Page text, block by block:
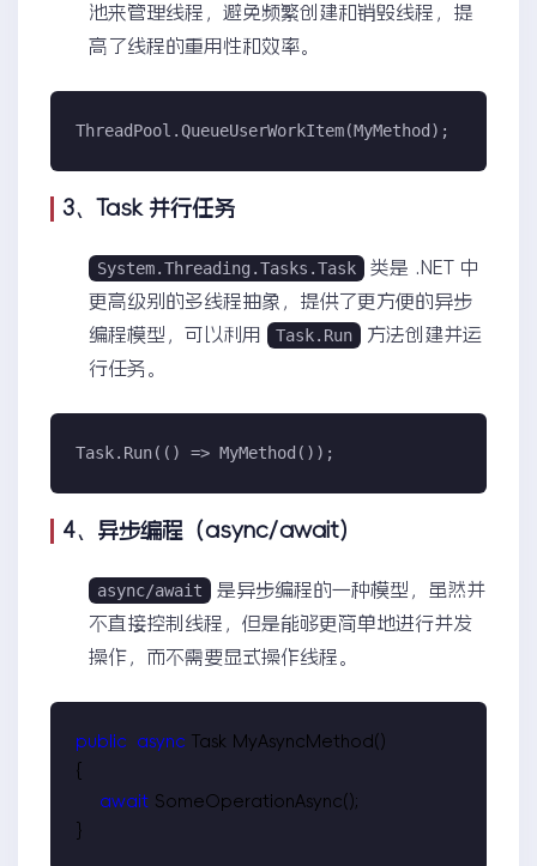
池来管理线程，避免频繁创建和销毁线程，提
高了线程的重用性和效率。
ThreadPool.QueueUserWorkItem(MyMethod);
3、Task 并行任务
System.Threading.Tasks.Task
类是 .NET 中
更高级别的多线程抽象，提供了更方便的异步
编程模型，可以利用
Task.Run
方法创建并运
行任务。
Task.Run(() => MyMethod());
4、异步编程（async/await）
async/await
是异步编程的一种模型，虽然并
不直接控制线程，但是能够更简单地进行并发
操作，而不需要显式操作线程。
public async Task MyAsyncMethod()
{
await SomeOperationAsync();
}